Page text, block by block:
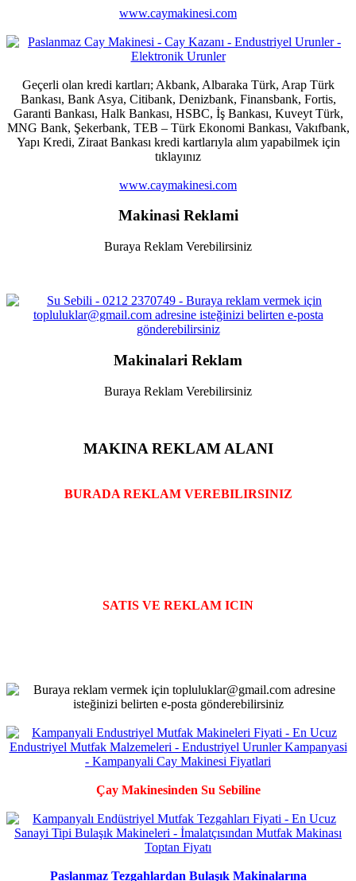
www.caymakinesi.com
Geçerli olan kredi kartları; Akbank, Albaraka Türk, Arap Türk
Bankası, Bank Asya, Citibank, Denizbank, Finansbank, Fortis,
Garanti Bankası, Halk Bankası, HSBC, İş Bankası, Kuveyt Türk,
MNG Bank, Şekerbank, TEB – Türk Ekonomi Bankası, Vakıfbank,
Yapı Kredi, Ziraat Bankası kredi kartlarıyla alım yapabilmek için
tıklayınız
www.caymakinesi.com
Makinasi Reklami
Buraya Reklam Verebilirsiniz
Makinalari Reklam
Buraya Reklam Verebilirsiniz
MAKINA REKLAM ALANI
BURADA REKLAM VEREBILIRSINIZ
SATIS VE REKLAM ICIN
Çay Makinesinden Su Sebiline
Paslanmaz Tezgahlardan Bulaşık Makinalarına